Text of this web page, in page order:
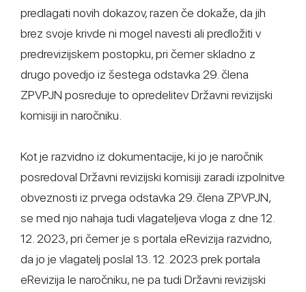
predlagati novih dokazov, razen če dokaže, da jih
brez svoje krivde ni mogel navesti ali predložiti v
predrevizijskem postopku, pri čemer skladno z
drugo povedjo iz šestega odstavka 29. člena
ZPVPJN posreduje to opredelitev Državni revizijski
komisiji in naročniku.
Kot je razvidno iz dokumentacije, ki jo je naročnik
posredoval Državni revizijski komisiji zaradi izpolnitve
obveznosti iz prvega odstavka 29. člena ZPVPJN,
se med njo nahaja tudi vlagateljeva vloga z dne 12.
12. 2023, pri čemer je s portala eRevizija razvidno,
da jo je vlagatelj poslal 13. 12. 2023 prek portala
eRevizija le naročniku, ne pa tudi Državni revizijski